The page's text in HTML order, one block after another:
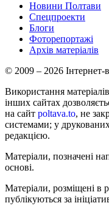
Новини Полтави
Спецпроекти
Блоги
Фоторепортажі
Архів матеріалів
© 2009 – 2026
Використання
інших сайтах
на сайт poltava.to, не
системами; у
редакцією.
Матеріали, позначені
основі.
Матеріали, розміщені в
публікуються за